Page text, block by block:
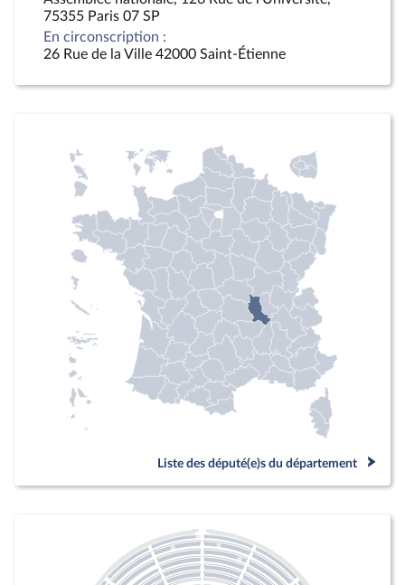
75355 Paris 07 SP
En circonscription :
26 Rue de la Ville 42000 Saint-Étienne
Liste des député(e)s du département